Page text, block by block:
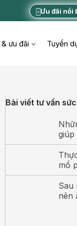
Ưu đãi nổi
ưu đãi Tuyển
Bài viết tư vấn
giúp
mổ
Sau
nên